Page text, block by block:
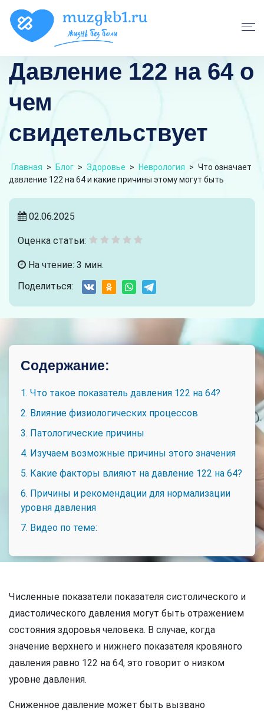
Давление 122 на 64 о
чем
свидетельствует
Главная > Блог > Здоровье > Неврология > Что означает
давление 122 на 64 и какие причины этому могут быть
02.06.2025
Оценка статьи:
На чтение: 3 мин.
Поделиться:
Содержание:
1. Что такое показатель давления 122 на 64?
2. Влияние физиологических процессов
3. Патологические причины
4. Изучаем возможные причины этого значения
5. Какие факторы влияют на давление 122 на 64?
6. Причины и рекомендации для нормализации
уровня давления
7. Видео по теме:
Численные показатели показателя систолического и
диастолического давления могут быть отражением
состояния здоровья человека. В случае, когда
значение верхнего и нижнего показателя кровяного
давления равно 122 на 64, это говорит о низком
уровне давления.
Сниженное давление может быть вызвано